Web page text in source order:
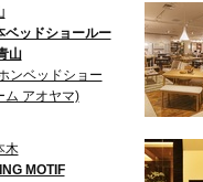
ベッドショールー
山
ンベッドショー
ム アオヤマ)
木
MOTIF